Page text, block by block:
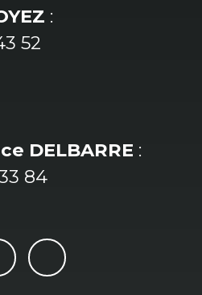
:
52
DELBARRE :
84